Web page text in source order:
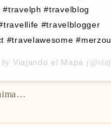
#travelph #travelblog
#travelblogger
#travelawesome
Viajando el Mapa